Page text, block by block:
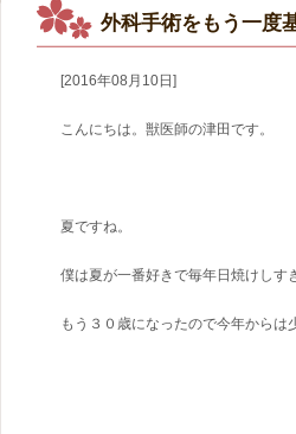
外科手術をもう一度
[2016年08月10日]
こんにちは。獣医師の津田です。
夏ですね。
僕は夏が一番好きで毎年日焼けしす
もう３０歳になったので今年からは